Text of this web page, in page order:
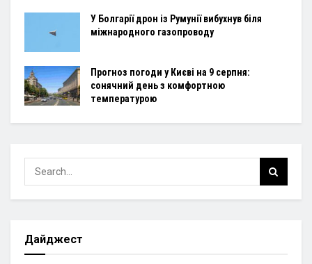
У Болгарії дрон із Румунії вибухнув біля
міжнародного газопроводу
Прогноз погоди у Києві на 9 серпня:
сонячний день з комфортною
температурою
Дайджест